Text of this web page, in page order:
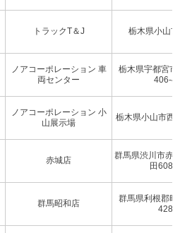
トラックT＆J 栃木県小山
ノアコーポレーション 車
両センター
栃木県宇都宮
406-4
ノアコーポレーション 小
山展示場
栃木県小山市西
赤城店
群馬県渋川市赤
田608-
群馬昭和店
群馬県利根郡
428